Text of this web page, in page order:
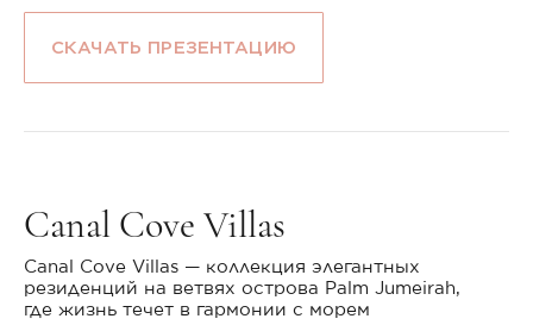
СКАЧАТЬ ПРЕЗЕНТАЦИЮ
Canal Cove Villas
Canal Cove Villas — коллекция элегантных
резиденций на ветвях острова Palm Jumeirah,
где жизнь течет в гармонии с морем